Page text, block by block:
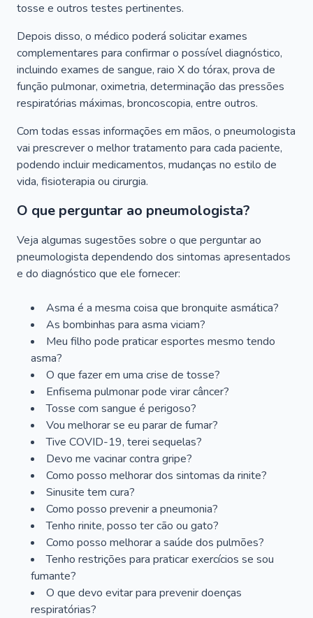
tosse e outros testes pertinentes.
Depois disso, o médico poderá solicitar exames
complementares para confirmar o possível diagnóstico,
incluindo exames de sangue, raio X do tórax, prova de
função pulmonar, oximetria, determinação das pressões
respiratórias máximas, broncoscopia, entre outros.
Com todas essas informações em mãos, o pneumologista
vai prescrever o melhor tratamento para cada paciente,
podendo incluir medicamentos, mudanças no estilo de
vida, fisioterapia ou cirurgia.
O que perguntar ao pneumologista?
Veja algumas sugestões sobre o que perguntar ao
pneumologista dependendo dos sintomas apresentados
e do diagnóstico que ele fornecer:
Asma é a mesma coisa que bronquite asmática?
As bombinhas para asma viciam?
Meu filho pode praticar esportes mesmo tendo
asma?
O que fazer em uma crise de tosse?
Enfisema pulmonar pode virar câncer?
Tosse com sangue é perigoso?
Vou melhorar se eu parar de fumar?
Tive COVID-19, terei sequelas?
Devo me vacinar contra gripe?
Como posso melhorar dos sintomas da rinite?
Sinusite tem cura?
Como posso prevenir a pneumonia?
Tenho rinite, posso ter cão ou gato?
Como posso melhorar a saúde dos pulmões?
Tenho restrições para praticar exercícios se sou
fumante?
O que devo evitar para prevenir doenças
respiratórias?